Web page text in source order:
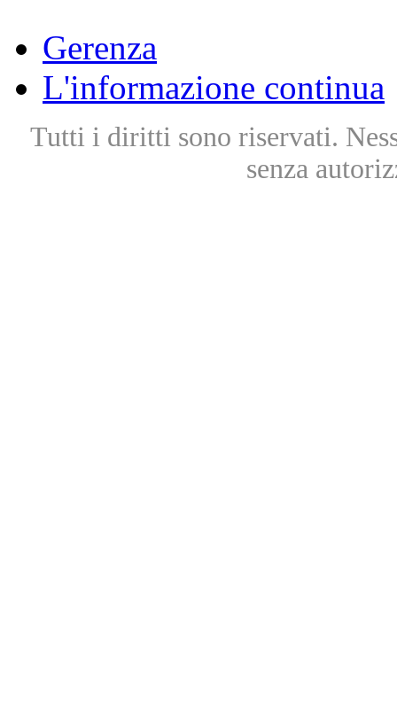
Gerenza
L'informazione continua
Tutti i diritti sono riservati.
senza